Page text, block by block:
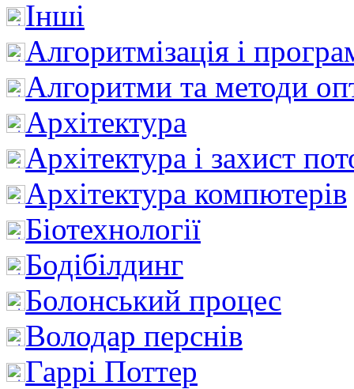
Інші
Алгоритмізація і
Алгоритми та методи
Архітектура
Архітектура і захист
Архітектура компютерів
Біотехнології
Бодібілдинг
Болонський процес
Володар перснів
Гаррі Поттер